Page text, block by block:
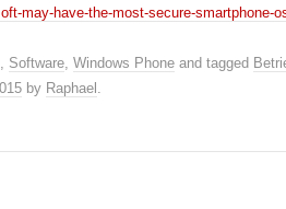
may-have-the-most-secure-smartphone-
, Software, Windows Phone and tagged
by Raphael .